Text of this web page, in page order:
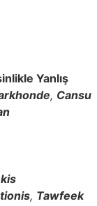
Yanlış
, Cansu
, Tawfeek